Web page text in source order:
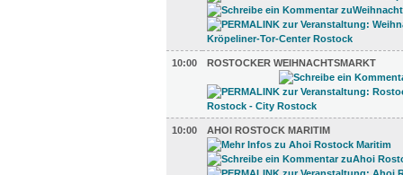
10:00 ROSTOCKER WEIHNACHTSMARKT
10:00 AHOI ROSTOCK MARITIM